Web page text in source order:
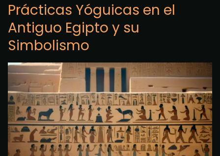
Prácticas Yóguicas en el
Antiguo Egipto y su
Simbolismo